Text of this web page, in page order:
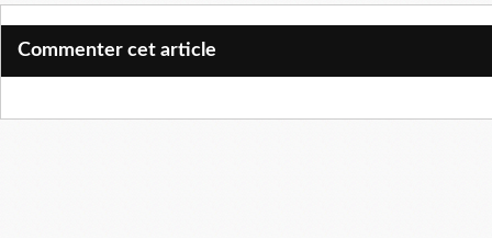
Commenter cet article